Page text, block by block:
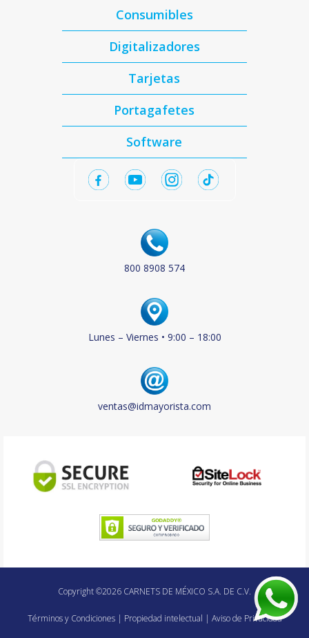
Consumibles
Digitalizadores
Tarjetas
Portagafetes
Software
800 8908 574
Lunes – Viernes • 9:00 – 18:00
ventas@idmayorista.com
Copyright ©2026 CARNETS DE MÉXICO S.A. DE C.V.
Términos y Condiciones | Propiedad intelectual | Aviso de Privacidad